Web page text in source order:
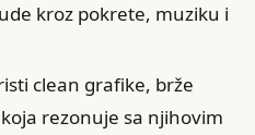
kroz pokrete, muziku i
clean grafike, brže
rezonuje sa njihovim